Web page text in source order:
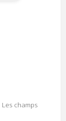
Les champs